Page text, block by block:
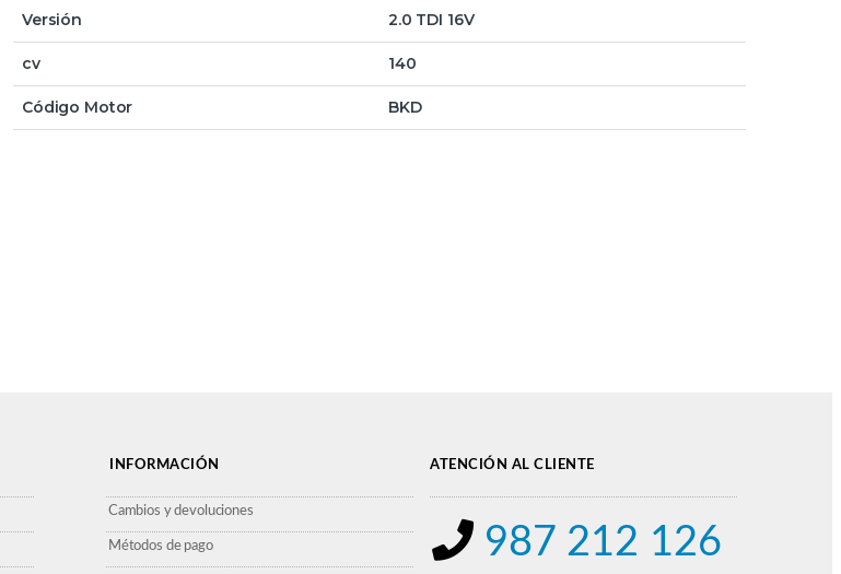
Versión 2.0 TDI 16V
cv 140
Código Motor BKD
INFORMACIÓN
Cambios y devoluciones
Métodos de pago
ATENCIÓN AL CLIENTE
987 212 126